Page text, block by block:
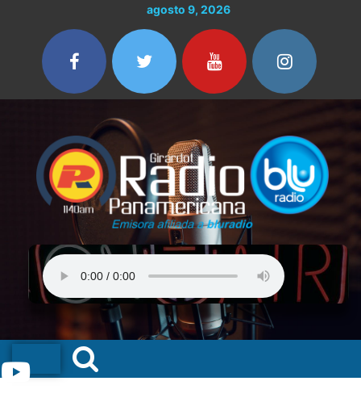
contenido
agosto 9, 2026
Menu